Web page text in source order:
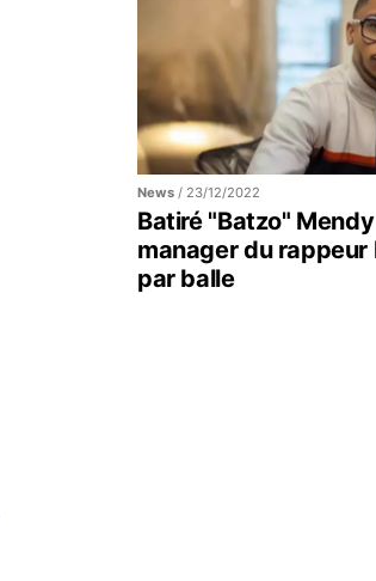
News / 23/12/2022
Batiré "Batzo"
manager du rappeur
par balle